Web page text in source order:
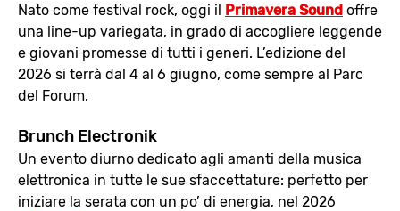
Nato come festival rock, oggi il Primavera Sound offre
una line-up variegata, in grado di accogliere leggende
e giovani promesse di tutti i generi. L’edizione del
2026 si terrà dal 4 al 6 giugno, come sempre al Parc
del Forum.
Brunch Electronik
Un evento diurno dedicato agli amanti della musica
elettronica in tutte le sue sfaccettature: perfetto per
iniziare la serata con un po’ di energia, nel 2026